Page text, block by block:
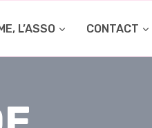
L’ASSO CONTACT